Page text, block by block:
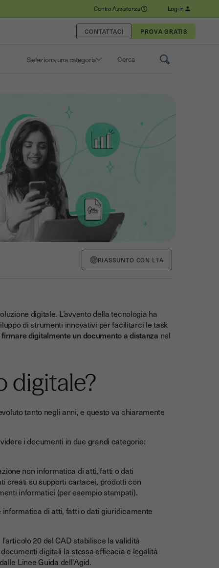
Centro Assistenza Log-in
CONTATTACI
Seleziona una categoria Saisissez un terme pour
RIASSUNTO CON L’IA
digitale. L’avvento della tecnologia ha
di strumenti innovativi per facilitarci le task
firmare digitalmente un documento a distanza nel
digitale?
tanto negli anni, e questo va chiaramente
i documenti in due grandi categorie:
non informatica di atti, fatti o dati
creati su supporti cartacei, prodotti con
informatici (per esempio stampati).
di atti, fatti o dati giuridicamente
20 del CAD stabilisce la validità
digitali la stessa efficacia e legalità
Linee Guida dell'Agid.